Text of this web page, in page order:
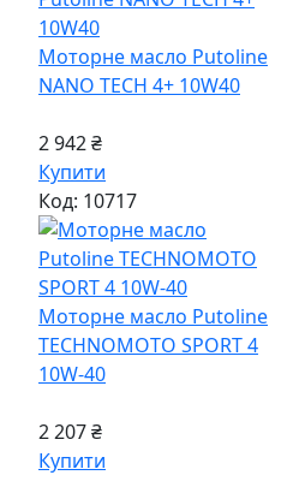
Моторне масло Putoline
NANO TECH 4+ 10W40
2 942 ₴
Купити
Код: 10717
Моторне масло Putoline
TECHNOMOTO SPORT 4
10W-40
2 207 ₴
Купити